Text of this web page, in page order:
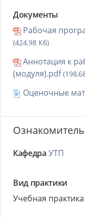
Документы
Рабочая
(424,98 Кб)
Аннотация к
(модуля).pdf
Оценочные
Кафедра УТП
Вид практики
Учебная практика